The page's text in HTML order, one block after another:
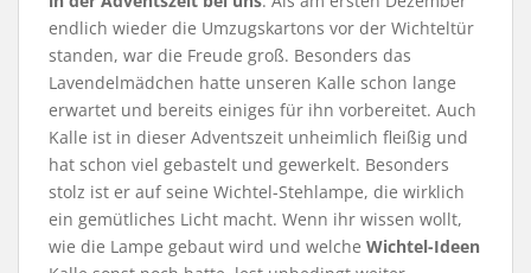
endlich wieder die Umzugskartons vor der Wichteltür
standen, war die Freude groß. Besonders das
Lavendelmädchen hatte unseren Kalle schon lange
erwartet und bereits einiges für ihn vorbereitet. Auch
Kalle ist in dieser Adventszeit unheimlich fleißig und
hat schon viel gebastelt und gewerkelt. Besonders
stolz ist er auf seine Wichtel-Stehlampe, die wirklich
ein gemütliches Licht macht. Wenn ihr wissen wollt,
wie die Lampe gebaut wird und welche Wichtel-Ideen